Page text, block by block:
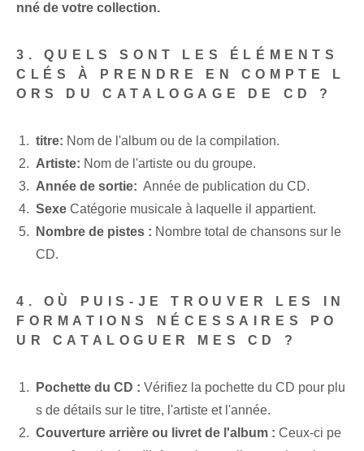
nné de votre collection.
3. QUELS SONT LES ÉLÉMENTS
CLÉS À PRENDRE EN COMPTE L
ORS DU CATALOGAGE DE CD ?
titre: Nom de l'album ou de la compilation.
Artiste: Nom de l'artiste ou du groupe.
Année de sortie: ⁢ Année de publication du CD.
Sexe Catégorie musicale à laquelle⁢ il appartient.
Nombre de pistes : Nombre total de chansons‌ sur⁣ le
CD.
4. OÙ PUIS-JE TROUVER LES IN
FORMATIONS NÉCESSAIRES PO
UR CATALOGUER MES CD ?
⁢Pochette du CD : Vérifiez la pochette du CD pour plu
s de détails sur le titre, l'artiste et l'année.
Couverture arrière ou livret de l'album : Ceux-ci pe